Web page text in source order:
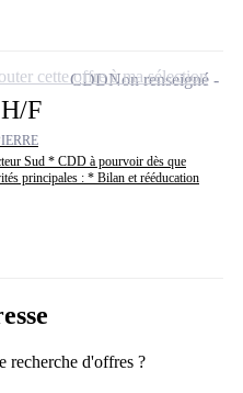
F
Sud * CDD à pourvoir dès que
principales : * Bilan et rééducation
CDDNon renseigné
cette offre à ma sélection
recherche d'offres ?